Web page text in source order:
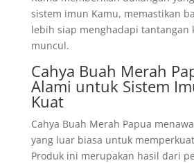
sistem imun Kamu, memastikan
lebih siap menghadapi tantangan
muncul.
Cahya Buah Merah
Alami untuk Sistem
Kuat
Cahya Buah Merah Papua
yang luar biasa untuk
Produk ini merupakan hasil dari